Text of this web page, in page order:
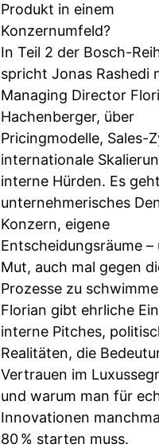
Produkt in einem
Konzernumfeld?
In Teil 2 der Bosch-
spricht Jonas Rashedi
Managing Director
Hachenberger, über
Pricingmodelle, Sales-
internationale
interne Hürden. Es
unternehmerisches
Konzern, eigene
Entscheidungsräume –
Mut, auch mal gegen
Prozesse zu
Florian gibt ehrliche
interne Pitches,
Realitäten, die
Vertrauen im
und warum man für
Innovationen
80 % starten muss.